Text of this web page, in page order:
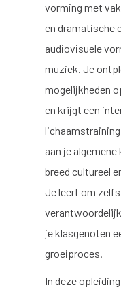
vorming met
en dramatische
audiovisuele
muziek. Je
mogelijkheden
en krijgt een
aan je
breed cultureel
Je leert om
je klasgenoten
groeiproces.
In deze